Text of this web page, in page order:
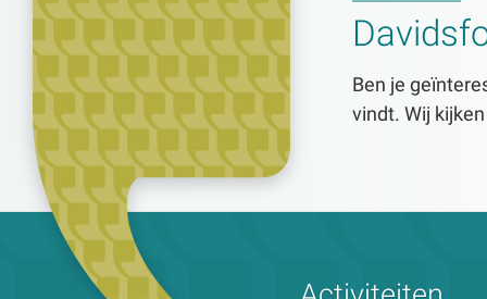
Ben je
vindt. Wij
Zoeken